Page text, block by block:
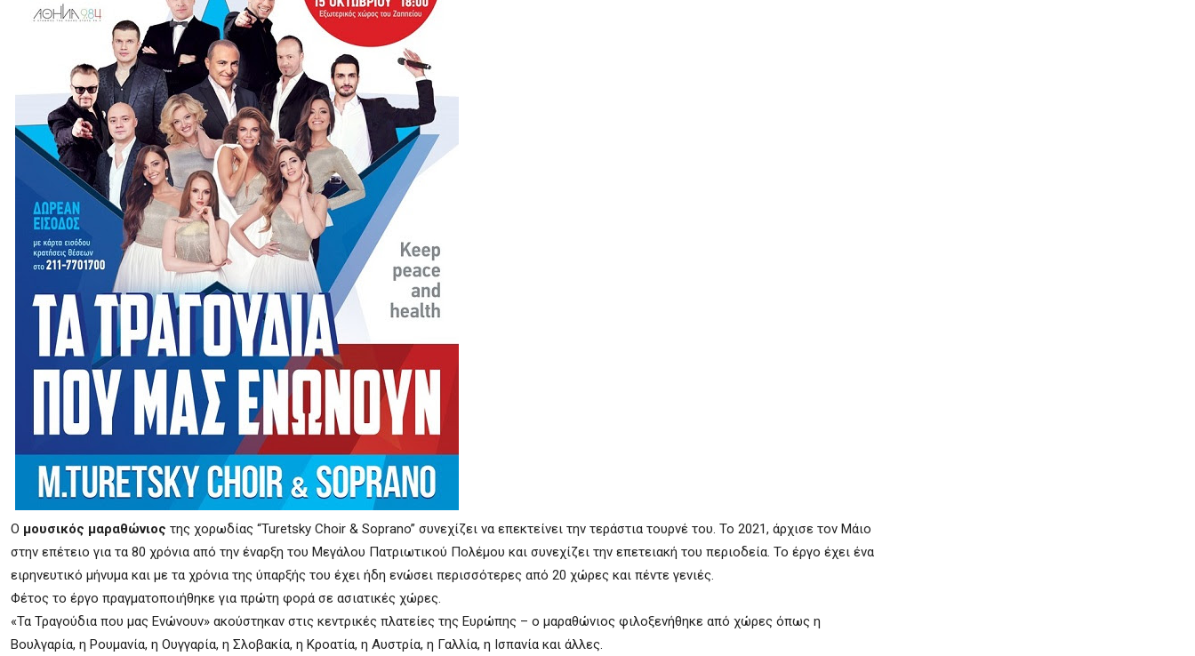
Ο μουσικός μαραθώνιος της χορωδίας “Turetsky Choir & Soprano” συνεχίζει να επεκτείνει την τεράστια τουρνέ του. Το 2021, άρχισε τον Μάιο
στην επέτειο για τα 80 χρόνια από την έναρξη του Μεγάλου Πατριωτικού Πολέμου και συνεχίζει την επετειακή του περιοδεία. Το έργο έχει ένα
ειρηνευτικό μήνυμα και με τα χρόνια της ύπαρξής του έχει ήδη ενώσει περισσότερες από 20 χώρες και πέντε γενιές.
Φέτος το έργο πραγματοποιήθηκε για πρώτη φορά σε ασιατικές χώρες.
«Τα Τραγούδια που μας Ενώνουν» ακούστηκαν στις κεντρικές πλατείες της Ευρώπης – ο μαραθώνιος φιλοξενήθηκε από χώρες όπως η
Βουλγαρία, η Ρουμανία, η Ουγγαρία, η Σλοβακία, η Κροατία, η Αυστρία, η Γαλλία, η Ισπανία και άλλες.